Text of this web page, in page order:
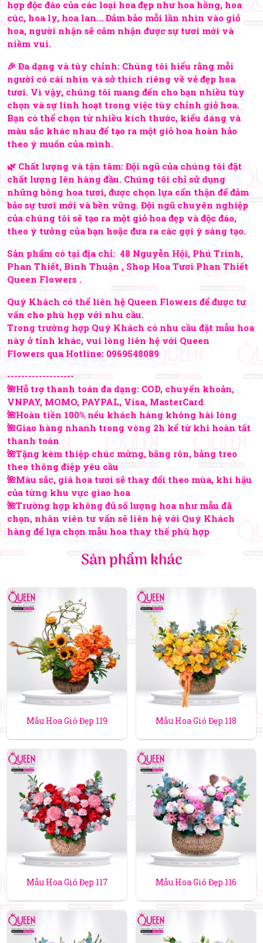
hợp độc đáo của các loại hoa đẹp như hoa hồng, hoa
cúc, hoa ly, hoa lan... Đảm bảo mỗi lần nhìn vào giỏ
hoa, người nhận sẽ cảm nhận được sự tươi mới và
niềm vui.
🎉 Đa dạng và tùy chỉnh: Chúng tôi hiểu rằng mỗi
người có cái nhìn và sở thích riêng về vẻ đẹp hoa
tươi. Vì vậy, chúng tôi mang đến cho bạn nhiều tùy
chọn và sự linh hoạt trong việc tùy chỉnh giỏ hoa.
Bạn có thể chọn từ nhiều kích thước, kiểu dáng và
màu sắc khác nhau để tạo ra một giỏ hoa hoàn hảo
theo ý muốn của mình.
🌿 Chất lượng và tận tâm: Đội ngũ của chúng tôi đặt
chất lượng lên hàng đầu. Chúng tôi chỉ sử dụng
những bông hoa tươi, được chọn lựa cẩn thận để đảm
bảo sự tươi mới và bền vững. Đội ngũ chuyên nghiệp
của chúng tôi sẽ tạo ra một giỏ hoa đẹp và độc đáo,
theo ý tưởng của bạn hoặc đưa ra các gợi ý sáng tạo.
Sản phẩm có tại địa chỉ: 48 Nguyễn Hội, Phú Trinh,
Phan Thiết, Bình Thuận , Shop Hoa Tươi Phan Thiết
Queen Flowers .
Quý Khách có thể liên hệ Queen Flowers để được tư
vấn cho phù hợp với nhu cầu.
Trong trường hợp Quý Khách có nhu cầu đặt mẫu hoa
này ở tỉnh khác, vui lòng liên hệ với Queen
Flowers qua Hotline: 0969548089
-------------------
🌺Hỗ trợ thanh toán đa dạng: COD, chuyển khoản,
VNPAY, MOMO, PAYPAL, Visa, MasterCard
🌺Hoàn tiền 100% nếu khách hàng không hài lòng
🌺Giao hàng nhanh trong vòng 2h kể từ khi hoàn tất
thanh toán
🌺Tặng kèm thiệp chúc mừng, băng rôn, bảng treo
theo thông điệp yêu cầu
🌺Màu sắc, giá hoa tươi sẽ thay đổi theo mùa, khí hậu
của từng khu vực giao hoa
🌺Trường hợp không đủ số lượng hoa như mẫu đã
chọn, nhân viên tư vấn sẽ liên hệ với Quý Khách
hàng để lựa chọn mẫu hoa thay thế phù hợp
Sản phẩm khác
Mẫu Hoa Giỏ Đẹp 119 Mẫu Hoa Giỏ Đẹp 118
Mẫu Hoa Giỏ Đẹp 117 Mẫu Hoa Giỏ Đẹp 116